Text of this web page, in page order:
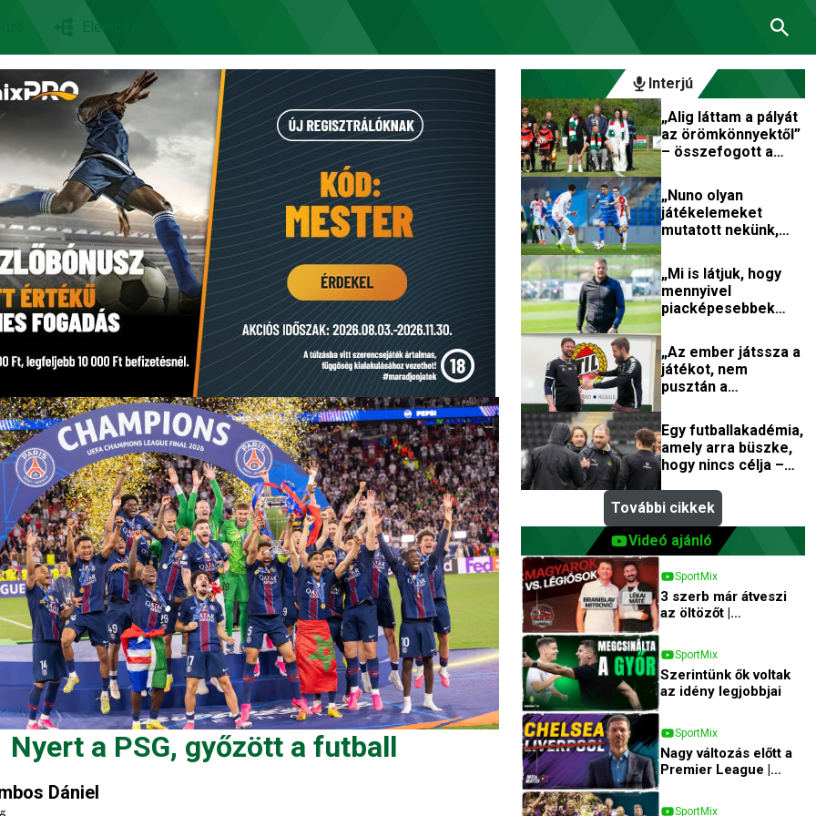
Elemzés
Nyert a PSG, győzött a futball
Dániel
Interjú
„Alig láttam a pályát
az örömkönnyektől”
– összefogott a
magyar
futballtársadalom a
kerekesszékbe
került játékosért
„Nuno olyan
játékelemeket
mutatott nekünk,
amiket korábban
más edzőm nem” –
interjú Szendrei
Norberttel
„Mi is látjuk, hogy
mennyivel
piacképesebbek
lettek a játékosaink
az ifi BL miatt”
„Az ember játssza a
játékot, nem
pusztán a
Rune Bergerrel, a
Tromsö
edzőfejlesztőjével
Egy futballakadémia,
amely arra büszke,
hogy nincs célja –
akadémiai
igazgatójával
További cikkek
Videó ajánló
SportMix
3 szerb már átveszi
az öltözőt |
SportMix
Szerintünk ők voltak
az idény legjobbjai
SportMix
Nagy változás előtt a
Premier League |
SportMix